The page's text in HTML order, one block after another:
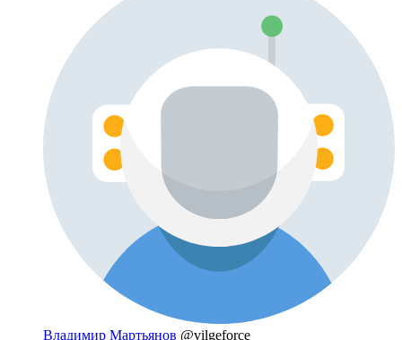
Владимир Мартьянов @vilgeforce